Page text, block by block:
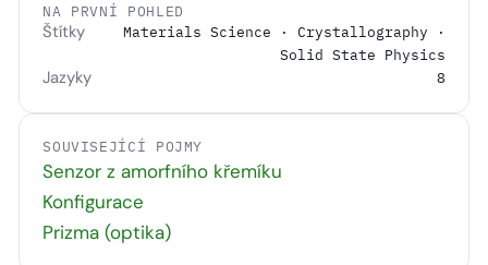
NA PRVNÍ POHLED
Štítky
Materials Science · Crystallography ·
Solid State Physics
Jazyky 8
SOUVISEJÍCÍ POJMY
Senzor z amorfního křemíku
Konfigurace
Prizma (optika)